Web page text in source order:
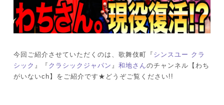
今回ご紹介させていただくのは、歌舞伎町『 シンスユー クラ
シック 』『 クラシックジャパン 』 和地さんのチャンネル【わち
がいないch】をご紹介です★どうぞご覧ください!!